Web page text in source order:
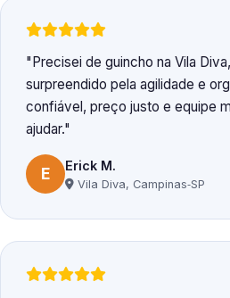
Precisei de guincho na Vila
surpreendido pela agilidade e
confiável, preço justo e equipe
ajudar.
E Erick M.
Vila Diva, Campinas‑SP